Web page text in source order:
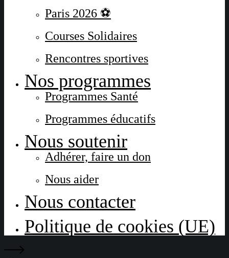
Paris 2026 ⚽
Courses Solidaires
Rencontres sportives
Nos programmes
Programmes Santé
Programmes éducatifs
Nous soutenir
Adhérer, faire un don
Nous aider
Nous contacter
Politique de cookies (UE)